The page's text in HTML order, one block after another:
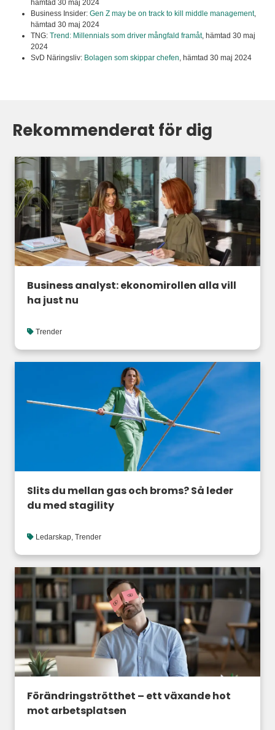
hämtad 30 maj 2024
Business Insider: Gen Z may be on track to kill middle management,
hämtad 30 maj 2024
TNG: Trend: Millennials som driver mångfald framåt, hämtad 30 maj
2024
SvD Näringsliv: Bolagen som skippar chefen, hämtad 30 maj 2024
Rekommenderat för dig
Business analyst: ekonomirollen alla vill
ha just nu
Trender
Slits du mellan gas och broms? Så leder
du med stagility
Ledarskap, Trender
Förändringströtthet – ett växande hot
mot arbetsplatsen